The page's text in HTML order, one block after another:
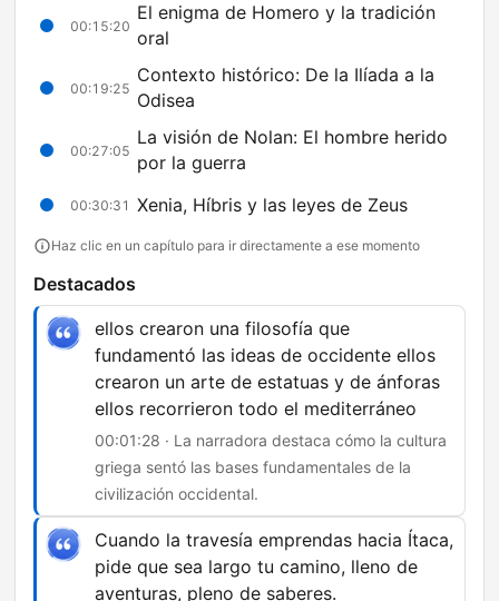
00:15:20
El enigma de Homero y la tradición
oral
00:19:25
Contexto histórico: De la Ilíada a la
Odisea
00:27:05
La visión de Nolan: El hombre herido
por la guerra
00:30:31 Xenia, Híbris y las leyes de Zeus
Haz clic en un capítulo para ir directamente a ese momento
Destacados
ellos crearon una filosofía que
fundamentó las ideas de occidente ellos
crearon un arte de estatuas y de ánforas
ellos recorrieron todo el mediterráneo
00:01:28 · La narradora destaca cómo la cultura
griega sentó las bases fundamentales de la
civilización occidental.
Cuando la travesía emprendas hacia Ítaca,
pide que sea largo tu camino, lleno de
aventuras, pleno de saberes.